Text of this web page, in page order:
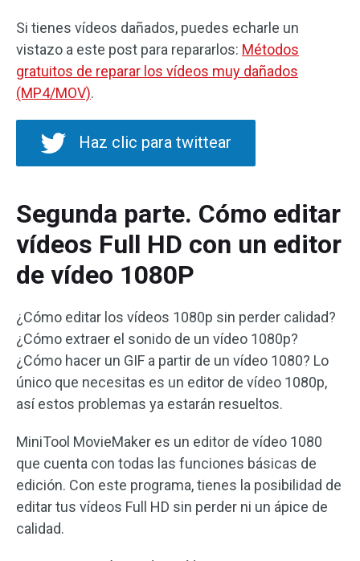
Si tienes vídeos dañados, puedes echarle un
vistazo a este post para repararlos: Métodos
gratuitos de reparar los vídeos muy dañados
(MP4/MOV).
Haz clic para twittear
Segunda parte. Cómo editar
vídeos Full HD con un editor
de vídeo 1080P
¿Cómo editar los vídeos 1080p sin perder calidad?
¿Cómo extraer el sonido de un vídeo 1080p?
¿Cómo hacer un GIF a partir de un vídeo 1080? Lo
único que necesitas es un editor de vídeo 1080p,
así estos problemas ya estarán resueltos.
MiniTool MovieMaker es un editor de vídeo 1080
que cuenta con todas las funciones básicas de
edición. Con este programa, tienes la posibilidad de
editar tus vídeos Full HD sin perder ni un ápice de
calidad.